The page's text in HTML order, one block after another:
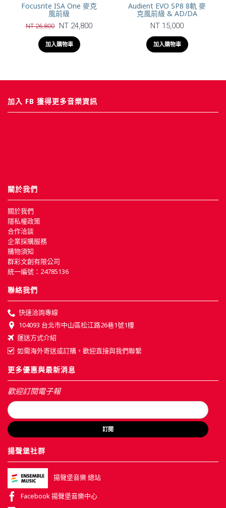
Focusrite ISA One 麥克
風前級
NT 26,800 NT 24,800
加入購物車
Audient EVO SP8 8軌 麥
克風前級 & AD/DA
NT 15,000
加入購物車
加入 FB 獲得更多音樂資訊
關於我們
關於我們
隱私權政策
合作洽談
企業採購服務
購物須知
群彩文創有限公司
統一編號：24785136
聯絡我們
快速洽詢專線
104093 台北市中山區松江路26巷1號1樓
運送方式介紹
如需海外寄送或訂購，歡迎直接與我們聯繫
更多優惠與最新消息
歡迎訂閱電子報
訂閱
揚聲堡社群
揚聲堡音樂 總站
Facebook 揚聲堡音樂中心